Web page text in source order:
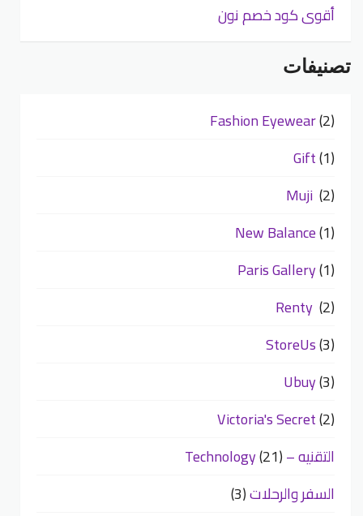
أقوى كود خصم نون
تصنيفات
Fashion Eyewear(2)
Gift(1)
Muji (2)
New Balance(1)
Paris Gallery(1)
Renty (2)
StoreUs(3)
Ubuy(3)
Victoria's Secret(2)
التقنيه – Technology(21)
السفر والرحلات(3)